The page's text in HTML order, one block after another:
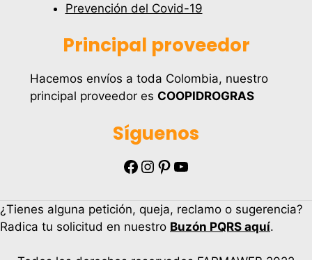
Prevención del Covid-19
Principal proveedor
Hacemos envíos a toda Colombia, nuestro
principal proveedor es COOPIDROGRAS
Síguenos
Facebook Instagram Pinterest YouTube
¿Tienes alguna petición, queja, reclamo o sugerencia?
Radica tu solicitud en nuestro Buzón PQRS aquí.